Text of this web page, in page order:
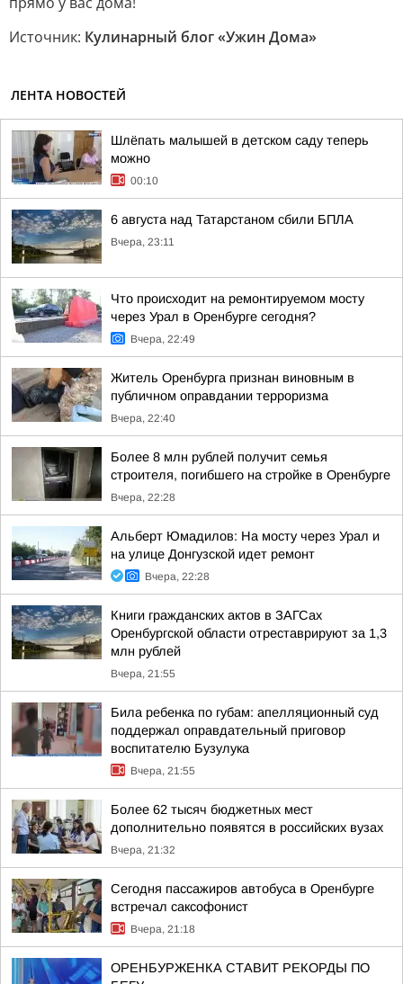
Источник: Кулинарный блог «Ужин Дома»
ЛЕНТА НОВОСТЕЙ
Шлёпать малышей в детском саду теперь
можно
00:10
6 августа над Татарстаном сбили БПЛА
Вчера, 23:11
Что происходит на ремонтируемом мосту
через Урал в Оренбурге сегодня?
Вчера, 22:49
Житель Оренбурга признан виновным в
публичном оправдании терроризма
Вчера, 22:40
Более 8 млн рублей получит семья
строителя, погибшего на стройке в Оренбурге
Вчера, 22:28
Альберт Юмадилов: На мосту через Урал и
на улице Донгузской идет ремонт
Вчера, 22:28
Книги гражданских актов в ЗАГСах
Оренбургской области отреставрируют за 1,3
млн рублей
Вчера, 21:55
Била ребенка по губам: апелляционный суд
поддержал оправдательный приговор
воспитателю Бузулука
Вчера, 21:55
Более 62 тысяч бюджетных мест
дополнительно появятся в российских вузах
Вчера, 21:32
Сегодня пассажиров автобуса в Оренбурге
встречал саксофонист
Вчера, 21:18
ОРЕНБУРЖЕНКА СТАВИТ РЕКОРДЫ ПО